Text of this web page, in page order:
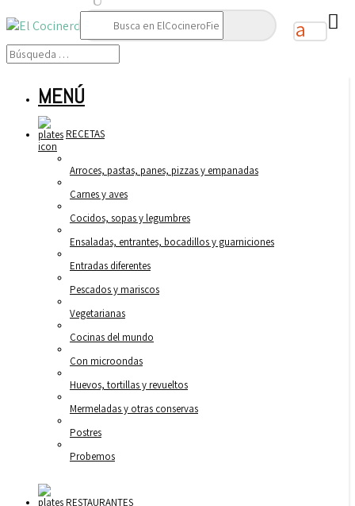
Buscar:
MENÚ
RECETAS
Arroces, pastas, panes, pizzas y empanadas
Carnes y aves
Cocidos, sopas y legumbres
Ensaladas, entrantes, bocadillos y guarniciones
Entradas diferentes
Pescados y mariscos
Vegetarianas
Cocinas del mundo
Con microondas
Huevos, tortillas y revueltos
Mermeladas y otras conservas
Postres
Probemos
RESTAURANTES